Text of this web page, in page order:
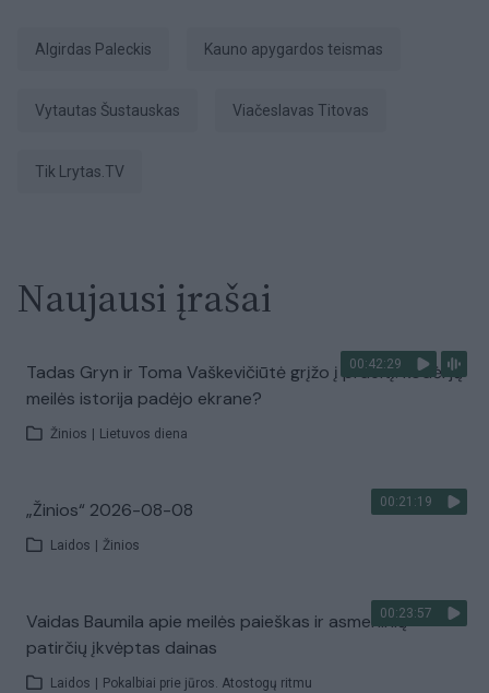
Algirdas Paleckis Kauno apygardos teismas
Vytautas Šustauskas Viačeslavas Titovas
tik Lrytas.TV
Naujausi įrašai
00:42:29
Tadas Gryn ir Toma Vaškevičiūtė grįžo į praeitį: kodėl jų
meilės istorija padėjo ekrane?
Žinios Lietuvos diena
00:21:19
„Žinios“ 2026-08-08
Laidos Žinios
00:23:57
Vaidas Baumila apie meilės paieškas ir asmeninių
patirčių įkvėptas dainas
Laidos Pokalbiai prie jūros. Atostogų ritmu